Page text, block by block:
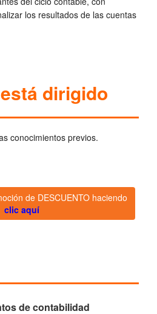
los resultados de las cuentas
dirigido
conocimientos previos.
de DESCUENTO haciendo
clic aquí
de contabilidad